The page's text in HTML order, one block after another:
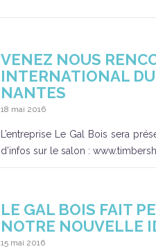
VENEZ NOUS
INTERNATIONAL DU
NANTES
18 mai 2016
L’entreprise Le Gal Bois sera
d’infos sur le salon :
LE GAL BOIS FAIT
NOTRE NOUVELLE
15 mai 2016